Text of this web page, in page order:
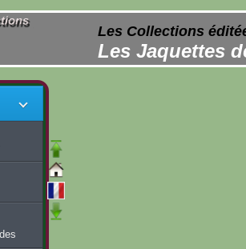
Les Collections
Les Jaquettes